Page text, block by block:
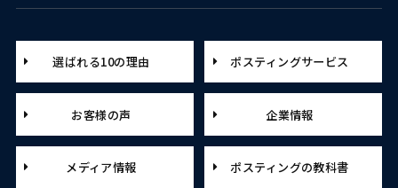
選ばれる10の理由 ポスティングサービス
お客様の声 企業情報
メディア情報 ポスティングの教科書